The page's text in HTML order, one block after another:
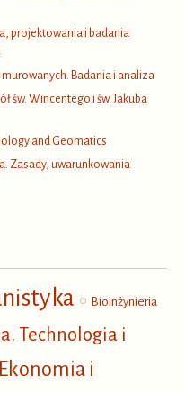
projektowania i badania
Badania i analiza
św. Wincentego i św. Jakuba
and Geomatics
Zasady, uwarunkowania
Bioinżynieria
Technologia i
Ekonomia i